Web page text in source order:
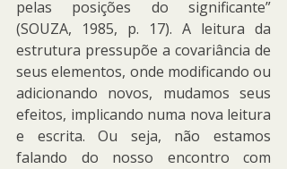
pelas posições do significante”
(SOUZA, 1985, p. 17). A leitura da
estrutura pressupõe a covariância de
seus elementos, onde modificando ou
adicionando novos, mudamos seus
efeitos, implicando numa nova leitura
e escrita. Ou seja, não estamos
falando do nosso encontro com